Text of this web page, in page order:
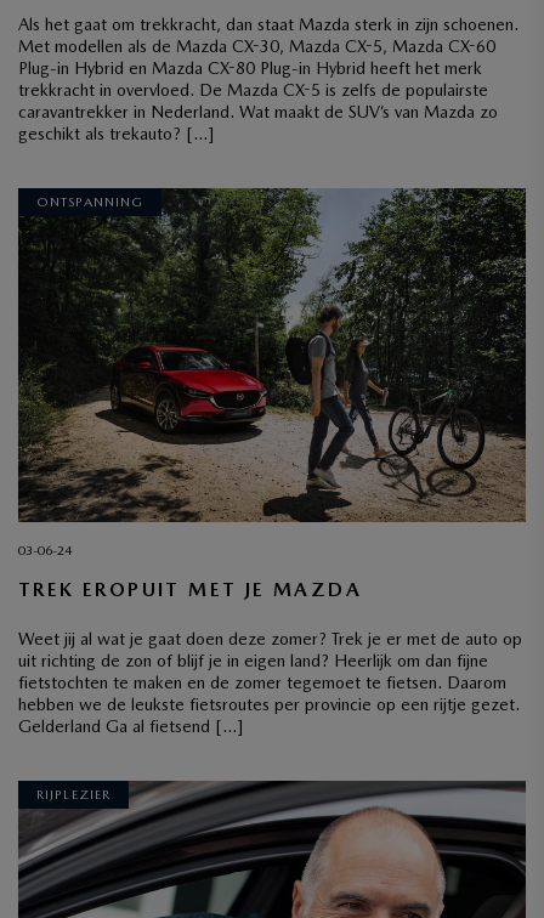
Als het gaat om trekkracht, dan staat Mazda sterk in zijn schoenen.
Met modellen als de Mazda CX-30, Mazda CX-5, Mazda CX-60
Plug-in Hybrid en Mazda CX-80 Plug-in Hybrid heeft het merk
trekkracht in overvloed. De Mazda CX-5 is zelfs de populairste
caravantrekker in Nederland. Wat maakt de SUV’s van Mazda zo
geschikt als trekauto? […]
ONTSPANNING
03-06-24
TREK EROPUIT MET JE MAZDA
Weet jij al wat je gaat doen deze zomer? Trek je er met de auto op
uit richting de zon of blijf je in eigen land? Heerlijk om dan fijne
fietstochten te maken en de zomer tegemoet te fietsen. Daarom
hebben we de leukste fietsroutes per provincie op een rijtje gezet.
Gelderland Ga al fietsend […]
RIJPLEZIER